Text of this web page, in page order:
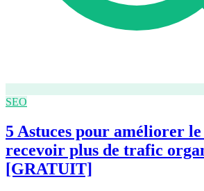
SEO
5 Astuces pour améliorer
recevoir plus de trafic
[GRATUIT]